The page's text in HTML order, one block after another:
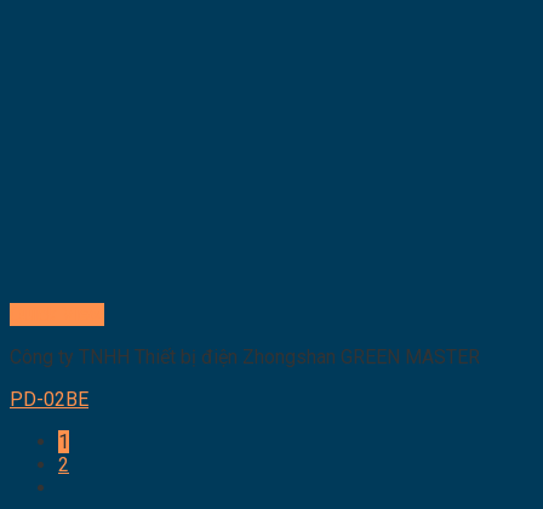
Công ty TNHH Thiết bị điện Zhongshan GREEN MASTER
PD-02BE
1
2